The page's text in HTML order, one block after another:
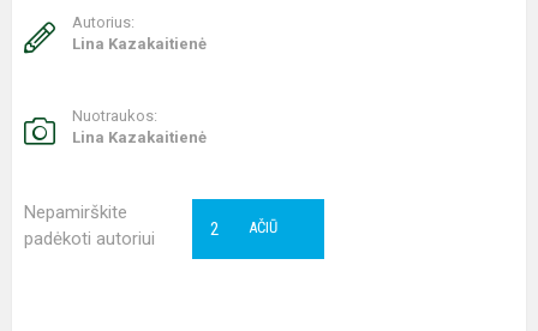
Autorius:
Lina Kazakaitienė
Nuotraukos:
Lina Kazakaitienė
Nepamirškite
padėkoti autoriui
AČIŪ
2